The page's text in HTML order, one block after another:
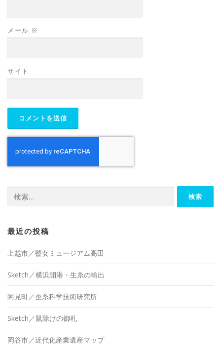
メール ※
サイト
索:
最近の投稿
上越市／瞽女ミュージアム高田
Sketch／横浜開港・生糸の輸出
阿見町／蚕糸科学技術研究所
Sketch／鼠除けの御札
岡谷市／近代化産業遺産マップ